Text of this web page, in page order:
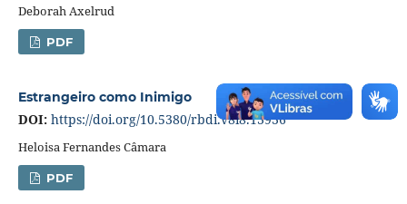
Deborah Axelrud
PDF
Estrangeiro como Inimigo
DOI: https://doi.org/10.5380/rbdi.v8i8.13936
Heloisa Fernandes Câmara
PDF